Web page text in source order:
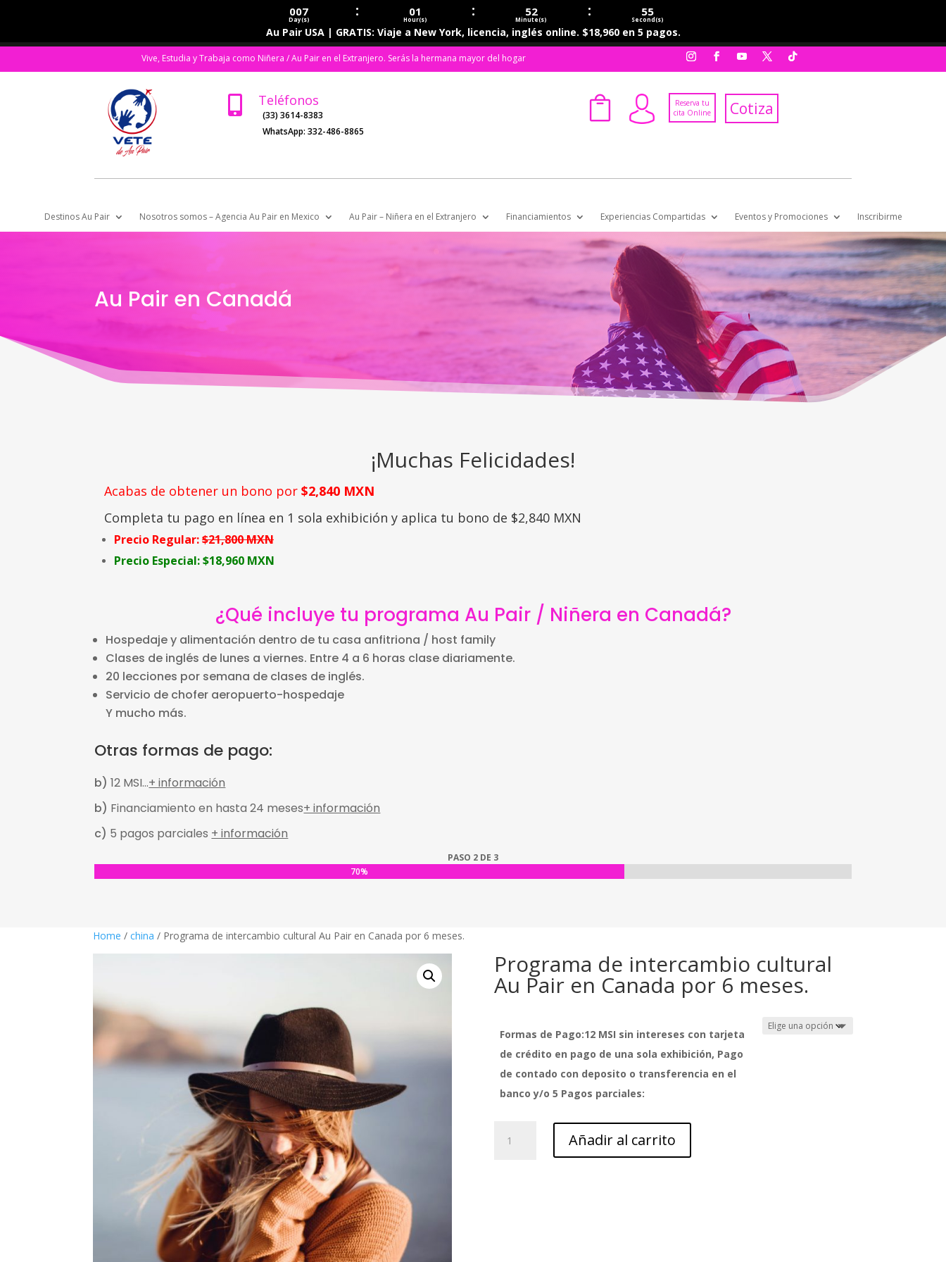
007
Day(s) : 01
Hour(s) : 52
Minute(s) : 54
Second(s)
Au Pair USA | GRATIS: Viaje a New York, licencia, inglés online. $18,960 en 5 pagos.
Vive, Estudia y Trabaja como Niñera / Au Pair en el Extranjero. Serás la hermana mayor del hogar
 Teléfonos
(33) 3614-8383
WhatsApp:332-486-8865

Reserva tu
cita Online
Cotiza
Destinos Au Pair Nosotros somos – Agencia Au Pair en Mexico Au Pair – Niñera en el Extranjero Financiamientos Experiencias Compartidas Eventos y Promociones Inscribirme
Au Pair en Canadá
¡Muchas Felicidades!
Bono adicional al pagar en línea
Acabas de obtener un bono por $2,840 MXN
Completa tu pago en línea en 1 sola exhibición y aplica tu bono de $2,840 MXN
Precio Regular:$21,800 MXN
Precio Especial: $18,960 MXN
¿Qué incluye tu programa Au Pair / Niñera en Canadá?
Hospedaje y alimentación dentro de tu casa anfitriona / host family
Clases de inglés de lunes a viernes. Entre 4 a 6 horas clase diariamente.
20 lecciones por semana de clases de inglés.
Servicio de chofer aeropuerto-hospedaje
Y mucho más.
Otras formas de pago:
b)12 MSI…+ información
b) Financiamiento en hasta 24 meses+ información
c) 5 pagos parciales + información
PASO 2 DE 3
70%
70%
Home / china / Programa de intercambio cultural Au Pair en Canada por 6 meses.
Programa de intercambio cultural
Au Pair en Canada por 6 meses.
Formas de Pago:12 MSI sin intereses con tarjeta
de crédito en pago de una sola exhibición, Pago
de contado con deposito o transferencia en el
banco y/o 5 Pagos parciales:
Añadir al carrito